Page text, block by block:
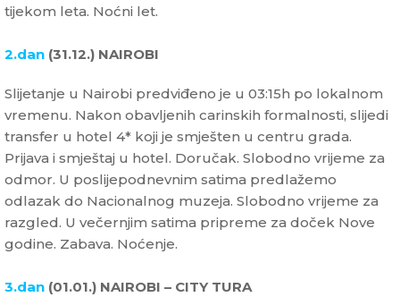
tijekom leta. Noćni let.
2.dan (31.12.) NAIROBI
Slijetanje u Nairobi predviđeno je u 03:15h po lokalnom
vremenu. Nakon obavljenih carinskih formalnosti, slijedi
transfer u hotel 4* koji je smješten u centru grada.
Prijava i smještaj u hotel. Doručak. Slobodno vrijeme za
odmor. U poslijepodnevnim satima predlažemo
odlazak do Nacionalnog muzeja. Slobodno vrijeme za
razgled. U večernjim satima pripreme za doček Nove
godine. Zabava. Noćenje.
3.dan (01.01.) NAIROBI – CITY TURA